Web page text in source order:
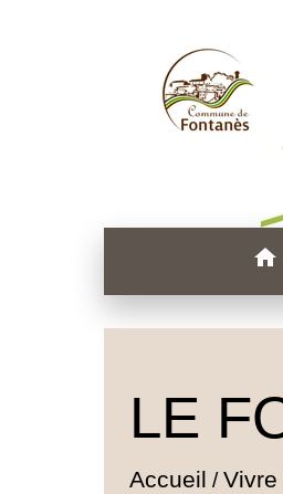
home
LE
Accueil /Vivre